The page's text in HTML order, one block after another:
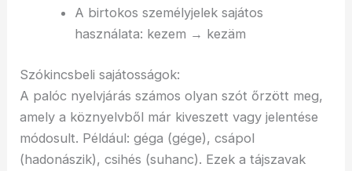
A birtokos személyjelek sajátos
használata: kezem → kezäm
Szókincsbeli sajátosságok:
A palóc nyelvjárás számos olyan szót őrzött meg,
amely a köznyelvből már kiveszett vagy jelentése
módosult. Például: géga (gége), csápol
(hadonászik), csihés (suhanc). Ezek a tájszavak